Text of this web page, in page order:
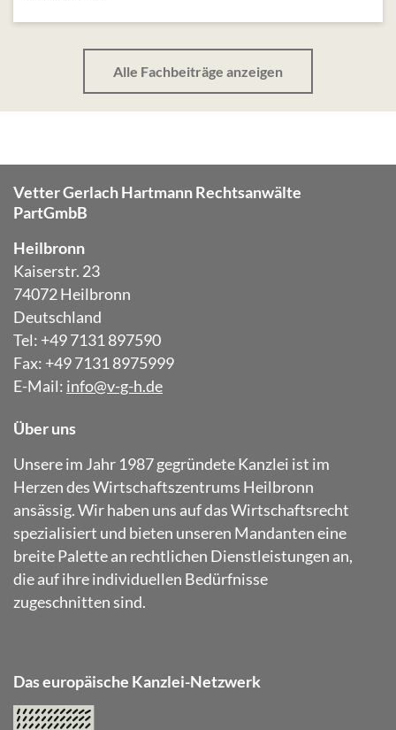
Alle Fachbeiträge anzeigen
Vetter Gerlach Hartmann Rechtsanwälte
PartGmbB
Heilbronn
Kaiserstr. 23
74072 Heilbronn
Deutschland
Tel: +49 7131 897590
Fax: +49 7131 8975999
E-Mail: info@v-g-h.de
Über uns
Unsere im Jahr 1987 gegründete Kanzlei ist im
Herzen des Wirtschaftszentrums Heilbronn
ansässig. Wir haben uns auf das Wirtschaftsrecht
spezialisiert und bieten unseren Mandanten eine
breite Palette an rechtlichen Dienstleistungen an,
die auf ihre individuellen Bedürfnisse
zugeschnitten sind.
Das europäische Kanzlei-Netzwerk